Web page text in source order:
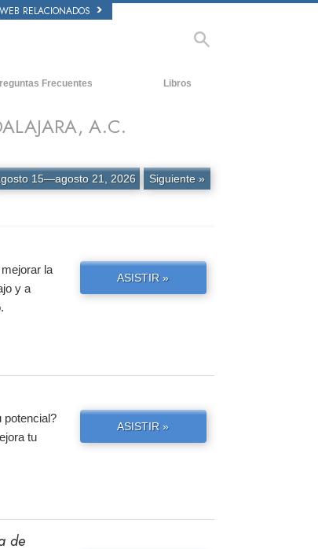
RELACIONADOS
Frecuentes
una Iglesia
de Scientology
Libros
Audiolibros
Conferencias Introductorias
Películas
A.C.
15—agosto 21, 2026 Siguiente »
la
y a
ASISTIR »
potencial?
tu
ASISTIR »
de